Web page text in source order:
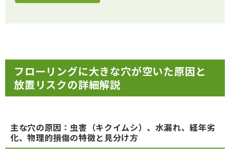
フローリングに大きな穴が空いた原因と
放置リスクの詳細解説
主な穴の原因：虫害（キクイムシ）、水漏れ、経年劣
化、物理的損傷の特徴と見分け方